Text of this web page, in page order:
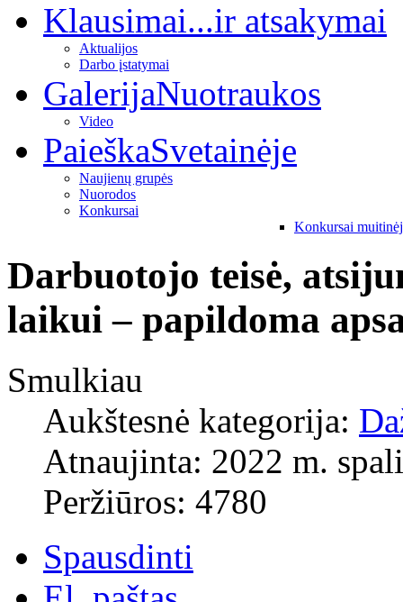
Klausimai...ir atsakymai
Aktualijos
Darbo įstatymai
GalerijaNuotraukos
Video
PaieškaSvetainėje
Naujienų grupės
Nuorodos
Konkursai
Konkursai
Darbuotojo teisė,
laikui – papildoma
Smulkiau
Aukštesnė kategorija:
Atnaujinta: 2022 m.
Peržiūros: 4780
Spausdinti